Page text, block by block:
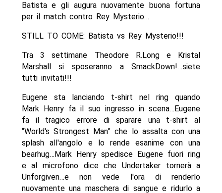
Batista e gli augura nuovamente buona fortuna
per il match contro Rey Mysterio…
STILL TO COME: Batista vs Rey Mysterio!!!
Tra 3 settimane Theodore R.Long e Kristal
Marshall si sposeranno a SmackDown!…siete
tutti invitati!!!
Eugene sta lanciando t-shirt nel ring quando
Mark Henry fa il suo ingresso in scena…Eugene
fa il tragico errore di sparare una t-shirt al
“World's Strongest Man” che lo assalta con una
splash all'angolo e lo rende esanime con una
bearhug…Mark Henry spedisce Eugene fuori ring
e al microfono dice che Undertaker tornerà a
Unforgiven…e non vede l'ora di renderlo
nuovamente una maschera di sangue e ridurlo a